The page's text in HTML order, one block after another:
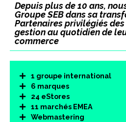
Depuis plus de 10 ans,
Groupe SEB dans sa
Partenaires privilégiés
gestion au quotidien de
commerce
1 groupe international
6 marques
24 eStores
11 marchés EMEA
Webmastering